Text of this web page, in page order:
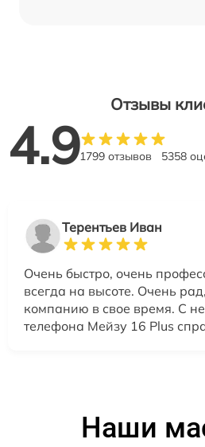
Отзывы
4.91799 отзывов 5358
Терентьев Иван
Очень быстро, очень
всегда на высоте. Очень
компанию в свое время. С
телефона Мейзу 16 Plus
Наши